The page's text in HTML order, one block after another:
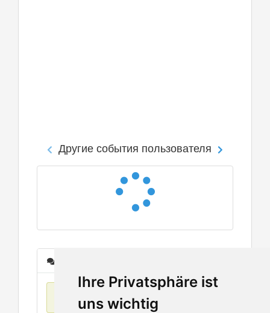
Ihre Privatsphäre ist
uns wichtig
Другие события пользователя